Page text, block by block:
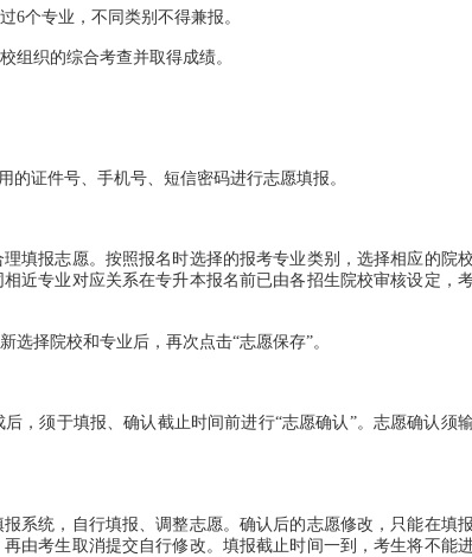
个专业，不同类别不得兼报。
织的综合考查并取得成绩。
证件号、手机号、短信密码进行志愿填报。
报志愿。按照报名时选择的报考专业类别，选择相应的院
近专业对应关系在专升本报名前已由各招生院校审核设定，
择院校和专业后，再次点击“志愿保存”。
须于填报、确认截止时间前进行“志愿确认”。志愿确认须
统，自行填报、调整志愿。确认后的志愿修改，只能在填
由考生取消提交自行修改。填报截止时间一到，考生将不能